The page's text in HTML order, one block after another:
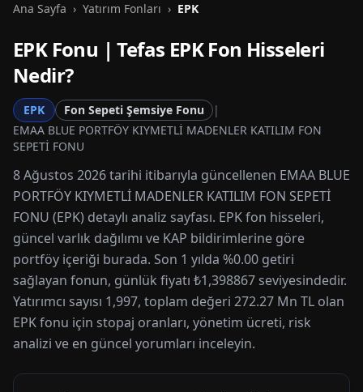
Ana Sayfa › Yatırım Fonları › EPK
EPKFonu | Tefas EPKFon Hisseleri
Nedir?
EPK Fon Sepeti Şemsiye Fonu
|
EMAA BLUE PORTFÖY KIYMETLİ MADENLER KATILIM FON
SEPETİ FONU
8 Ağustos 2026 tarihi itibarıyla güncellenen EMAA BLUE
PORTFÖY KIYMETLİ MADENLER KATILIM FON SEPETİ
FONU (EPK) detaylı analiz sayfası. EPK fon hisseleri,
güncel varlık dağılımı ve KAP bildirimlerine göre
portföy içeriği burada. Son 1 yılda %0.00 getiri
sağlayan fonun, günlük fiyatı ₺1,398867 seviyesindedir.
Yatırımcı sayısı 1,997, toplam değeri 272.27 Mn TL olan
EPK fonu için stopaj oranları, yönetim ücreti, risk
analizi ve en güncel yorumları inceleyin.